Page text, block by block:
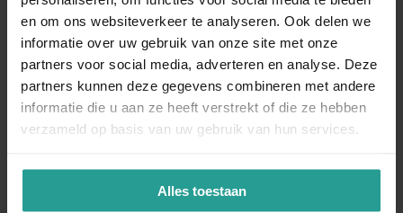
en om ons websiteverkeer te analyseren. Ook delen we
informatie over uw gebruik van onze site met onze
partners voor social media, adverteren en analyse. Deze
partners kunnen deze gegevens combineren met andere
informatie die u aan ze heeft verstrekt of die ze hebben
verzameld op basis van uw gebruik van hun services.
Alles toestaan
CONTACT OPNEMEN
Binnen 1 werkdag antwoord
Dit zeggen opdrachtgevers over Kinnef